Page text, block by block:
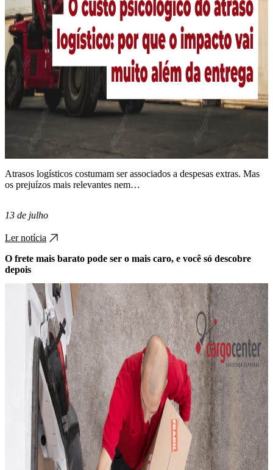
Atrasos logísticos costumam ser associados a despesas extras. Mas
os prejuízos mais relevantes nem…
13 de julho
Ler notícia
O frete mais barato pode ser o mais caro, e você só descobre
depois